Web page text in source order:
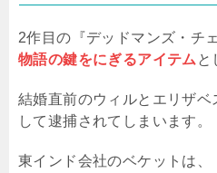
2作目の『デッドマンズ・チ
物語の鍵をにぎるアイテム と
結婚直前のウィルとエリザベ
して逮捕されてしまいます。
東インド会社のベケットは、